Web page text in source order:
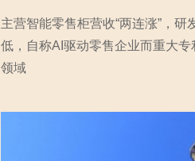
主营智能零售柜营收“两连涨”，研
低，自称AI驱动零售企业而重大专
领域